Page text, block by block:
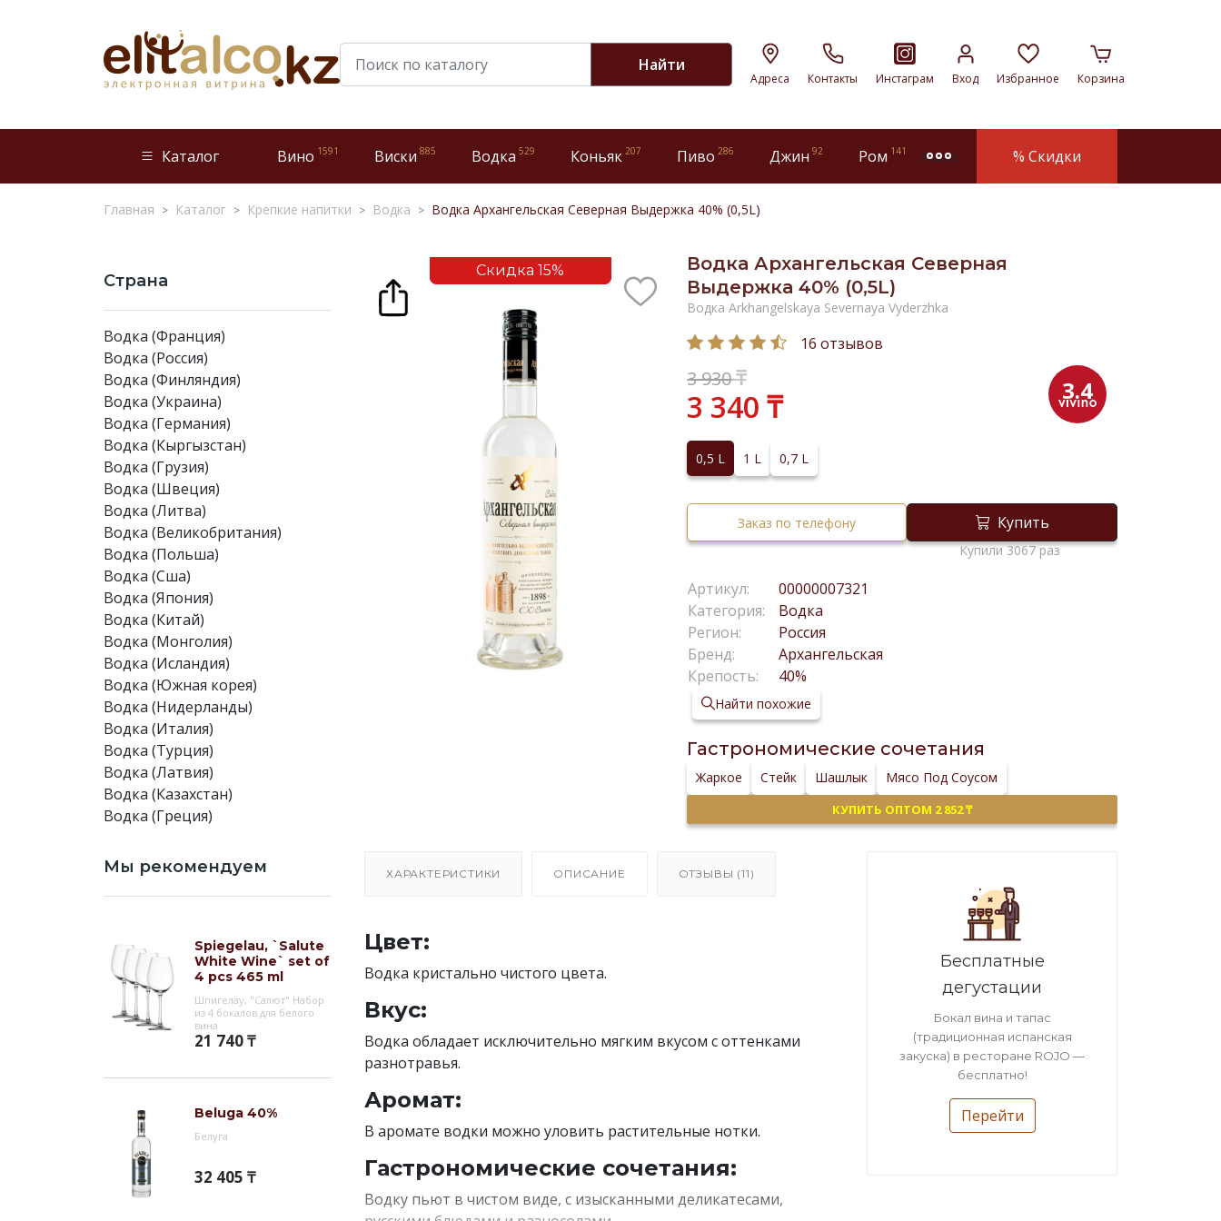
Найти
Адреса Контакты Инстаграм Вход Избранное Корзина
Каталог Вино 1591 Виски 885 Водка 529 Коньяк 207 Пиво 286 Джин 92 Ром 141 more % Скидки
Главная Каталог Крепкие напитки Водка Водка Архангельская Северная Выдержка 40% (0,5L)
Страна
Водка (Франция)
Водка (Россия)
Водка (Финляндия)
Водка (Украина)
Водка (Германия)
Водка (Кыргызстан)
Водка (Грузия)
Водка (Швеция)
Водка (Литва)
Водка (Великобритания)
Водка (Польша)
Водка (Сша)
Водка (Япония)
Водка (Китай)
Водка (Монголия)
Водка (Исландия)
Водка (Южная корея)
Водка (Нидерланды)
Водка (Италия)
Водка (Турция)
Водка (Латвия)
Водка (Казахстан)
Водка (Греция)
Мы рекомендуем
Spiegelau, `Salute
White Wine` set of
4 pcs 465 ml
Шпигелау, "Салют" Набор
из 4 бокалов для белого
вина
21 740 ₸
Beluga 40%
Белуга
32 405 ₸
Скидка 15%
Водка Архангельская Северная
Выдержка 40% (0,5L)
Водка Arkhangelskaya Severnaya Vyderzhka
16 отзывов
3 930₸
3 340 ₸ 3.4
0,5 L 1 L 0,7 L
Заказ по телефону Купить
Купили 3067 раз
Артикул:
00000007321
Категория:
Водка
Регион:
Россия
Бренд:
Архангельская
Крепость:
40%
Найти похожие
Гастрономические сочетания
Жаркое Стейк Шашлык Мясо Под Соусом
КУПИТЬ ОПТОМ 2 852 ₸
ХАРАКТЕРИСТИКИ ОПИСАНИЕ ОТЗЫВЫ (11)
Цвет:
Водка кристально чистого цвета.
Вкус:
Водка обладает исключительно мягким вкусом с оттенками
разнотравья.
Аромат:
В аромате водки можно уловить растительные нотки.
Гастрономические сочетания:
Водку пьют в чистом виде, с изысканными деликатесами,
Бесплатные
дегустации
Бокал вина и тапас
(традиционная испанская
закуска) в ресторане ROJO —
бесплатно!
Перейти